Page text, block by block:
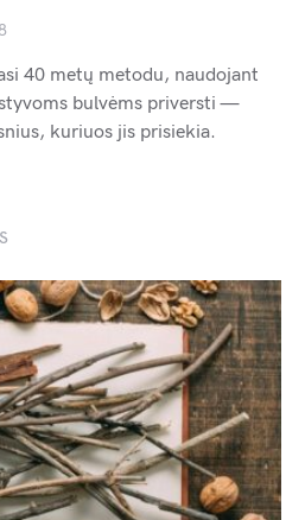
40 metų metodu, naudojant
bulvėms priversti —
kuriuos jis prisiekia.